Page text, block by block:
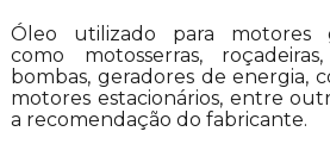
Óleo utilizado para motores
como motosserras,
bombas, geradores de energia,
motores estacionários, entre
a recomendação do fabricante.